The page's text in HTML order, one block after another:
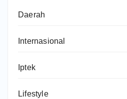
Daerah
Internasional
Iptek
Lifestyle